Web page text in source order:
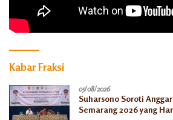
Kabar Fraksi
05/08/2026
Suharsono Soroti
Semarang 2026 yang